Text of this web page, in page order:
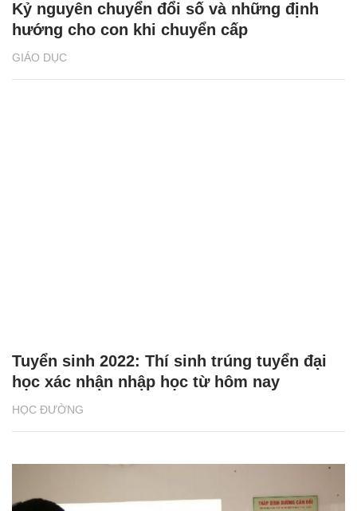
GIÁO DỤC
Kỷ nguyên chuyển đổi số và những định
hướng cho con khi chuyển cấp
HỌC ĐƯỜNG
Tuyển sinh 2022: Thí sinh trúng tuyển đại
học xác nhận nhập học từ hôm nay